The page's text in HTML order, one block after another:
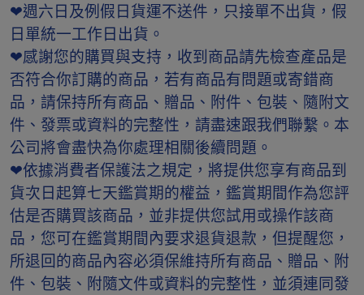
❤週六日及例假日貨運不送件，只接單不出貨，假
日單統一工作日出貨。
❤感謝您的購買與支持，收到商品請先檢查產品是
否符合你訂購的商品，若有商品有問題或寄錯商
品，請保持所有商品、贈品、附件、包裝、隨附文
件、發票或資料的完整性，請盡速跟我們聯繫。本
公司將會盡快為你處理相關後續問題。
❤依據消費者保護法之規定，將提供您享有商品到
貨次日起算七天鑑賞期的權益，鑑賞期間作為您評
估是否購買該商品，並非提供您試用或操作該商
品，您可在鑑賞期間內要求退貨退款，但提醒您，
所退回的商品內容必須保維持所有商品、贈品、附
件、包裝、附隨文件或資料的完整性，並須連同發